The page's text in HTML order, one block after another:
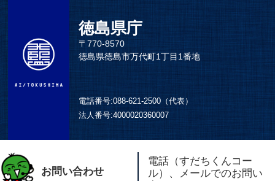
徳島県庁
〒770-8570
徳島県徳島市万代町1丁目1番地
電話番号:088-621-2500（代表）
法人番号:4000020360007
お問い合わせ
電話（すだちくんコー
ル）、メールでのお問い